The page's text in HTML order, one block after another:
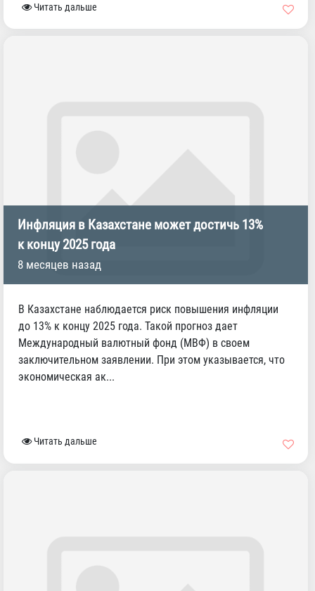
Читать дальше
Инфляция в Казахстане может достичь 13%
к концу 2025 года
8 месяцев назад
В Казахстане наблюдается риск повышения инфляции
до 13% к концу 2025 года. Такой прогноз дает
Международный валютный фонд (МВФ) в своем
заключительном заявлении. При этом указывается, что
экономическая ак...
Читать дальше